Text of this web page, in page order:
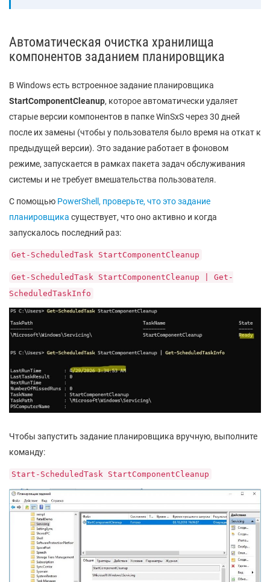
Автоматическая очистка хранилища
компонентов заданием планировщика
В Windows есть встроенное задание планировщика
StartComponentCleanup, которое автоматически удаляет
старые версии компонентов в папке WinSxS через 30 дней
после их замены (чтобы у пользователя было время на откат к
предыдущей версии). Это задание работает в фоновом
режиме, запускается в рамках пакета задач обслуживания
системы и не требует вмешательства пользователя.
С помощью PowerShell, проверьте, что это задание
планировщика существует, что оно активно и когда
запускалось последний раз:
Get-ScheduledTask StartComponentCleanup
Get-ScheduledTask StartComponentCleanup | Get-
ScheduledTaskInfo
Чтобы запустить задание планировщика вручную, выполните
команду:
Start-ScheduledTask StartComponentCleanup